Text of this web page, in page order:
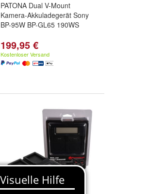
PATONA Dual V-Mount
Kamera-Akkuladegerät Sony
BP-95W BP-GL65 190WS
199,95 €
Kostenloser Versand